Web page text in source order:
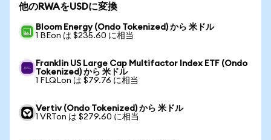
他のRWAをUSDに変換
Bloom Energy (Ondo Tokenized) から 米ドル
1 BEon は $235.60 に相当
Franklin US Large Cap Multifactor Index ETF (Ondo
Tokenized) から 米ドル
1 FLQLon は $79.76 に相当
Vertiv (Ondo Tokenized) から 米ドル
1 VRTon は $279.60 に相当